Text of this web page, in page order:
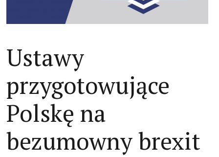
Ustawy
przygotowujące
Polskę na
bezumowny brexit